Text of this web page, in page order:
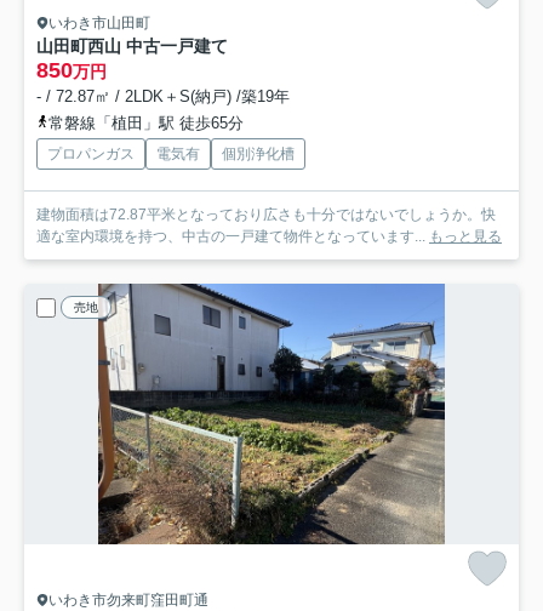
いわき市山田町
山田町西山 中古一戸建て
850万円
- / 72.87㎡ / 2LDK＋S(納戸) /築19年
常磐線「植田」駅 徒歩65分
プロパンガス 電気有 個別浄化槽
建物面積は72.87平米となっており広さも十分ではないでしょうか。快
適な室内環境を持つ、中古の一戸建て物件となっています... もっと見る
売地
いわき市勿来町窪田町通